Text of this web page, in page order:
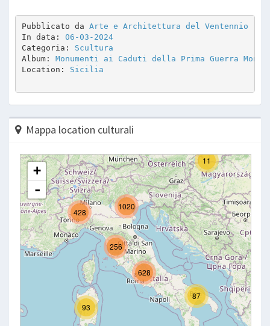
Pubblicato da Arte e Architettura del Ventennio
In data: 06-03-2024
Categoria: Scultura
Album: Monumenti ai Caduti della Prima Guerra
Location: Sicilia
Mappa location culturali